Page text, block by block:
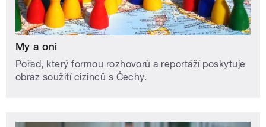
My a oni
Pořad, který formou rozhovorů a reportáží poskytuje
obraz soužití cizinců s Čechy.